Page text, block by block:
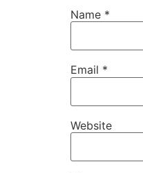
Name *
Email *
Website